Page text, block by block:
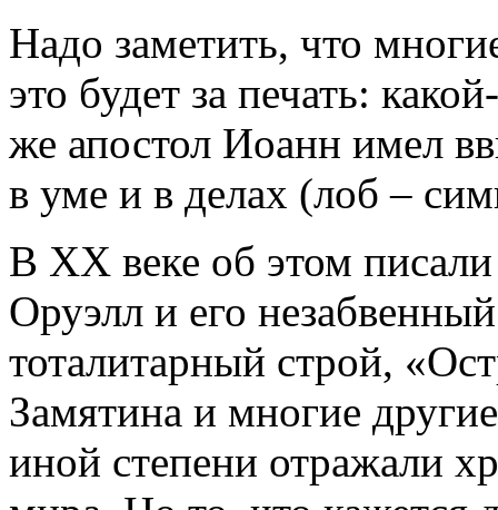
Надо заметить, что
это будет за печать:
же апостол Иоанн имел
в уме и в делах (лоб –
В XX веке об этом
Оруэлл и его
тоталитарный строй,
Замятина и многие
иной степени отражали